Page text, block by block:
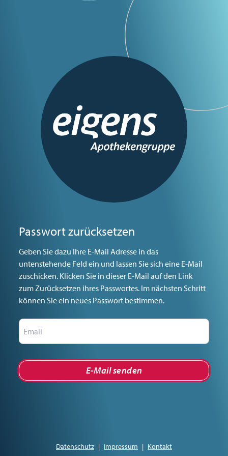
Passwort zurücksetzen
Geben Sie dazu Ihre E-Mail Adresse in das
untenstehende Feld ein und lassen Sie sich eine E-Mail
zuschicken. Klicken Sie in dieser E-Mail auf den Link
zum Zurücksetzen ihres Passwortes. Im nächsten Schritt
können Sie ein neues Passwort bestimmen.
E-Mail senden
Datenschutz | Impressum | Kontakt